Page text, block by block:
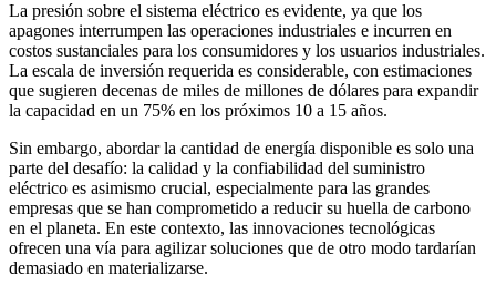
La presión sobre el sistema eléctrico es evidente, ya que los
apagones interrumpen las operaciones industriales e incurren en
costos sustanciales para los consumidores y los usuarios industriales.
La escala de inversión requerida es considerable, con estimaciones
que sugieren decenas de miles de millones de dólares para expandir
la capacidad en un 75% en los próximos 10 a 15 años.
Sin embargo, abordar la cantidad de energía disponible es solo una
parte del desafío: la calidad y la confiabilidad del suministro
eléctrico es asimismo crucial, especialmente para las grandes
empresas que se han comprometido a reducir su huella de carbono
en el planeta. En este contexto, las innovaciones tecnológicas
ofrecen una vía para agilizar soluciones que de otro modo tardarían
demasiado en materializarse.